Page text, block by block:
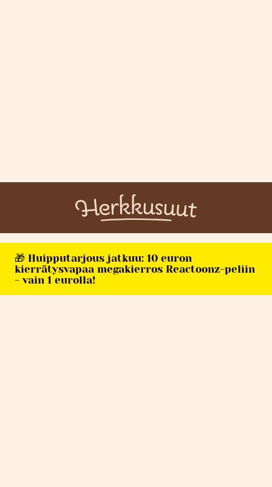
🎁 Huipputarjous jatkuu: 10 euron
kierrätysvapaa megakierros Reactoonz-peliin
- vain 1 eurolla!